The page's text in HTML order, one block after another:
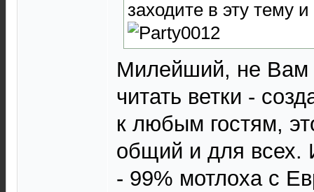
заходите в эту тему
Милейший, не Вам
читать ветки -
к любым гостям,
общий и для всех.
- 99% мотлоха с